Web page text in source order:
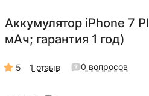
Аккумулятор iPhone 7
мАч; гарантия 1 год)
5 1 отзыв 0 вопросов